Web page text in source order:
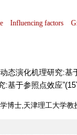
Influencing factors
态演化机理研究:
基于参照点效应
博士,天津理工大学